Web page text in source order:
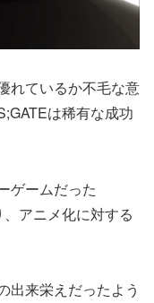
れているか不毛な意
は稀有な成功
ゲームだった
アニメ化に対する
出来栄えだったよう